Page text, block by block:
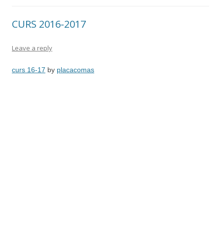
CURS 2016-2017
Leave a reply
curs 16-17 by placacomas